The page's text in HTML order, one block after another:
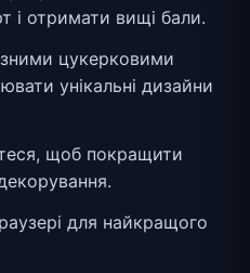
і отримати вищі бали.
цукерковими
унікальні дизайни
щоб покращити
для найкращого